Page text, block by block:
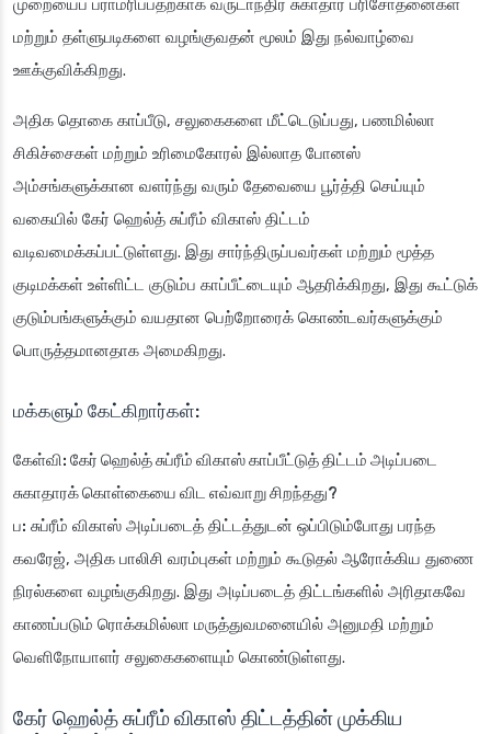
முறையைப் பராமரிப்பதற்காக வருடாந்திர சுகாதார பரிசோதனைகள்
மற்றும் தள்ளுபடிகளை வழங்குவதன் மூலம் இது நல்வாழ்வை
ஊக்குவிக்கிறது.
அதிக தொகை காப்பீடு, சலுகைகளை மீட்டெடுப்பது, பணமில்லா
சிகிச்சைகள் மற்றும் உரிமைகோரல் இல்லாத போனஸ்
அம்சங்களுக்கான வளர்ந்து வரும் தேவையை பூர்த்தி செய்யும்
வகையில் கேர் ஹெல்த் சுப்ரீம் விகாஸ் திட்டம்
வடிவமைக்கப்பட்டுள்ளது. இது சார்ந்திருப்பவர்கள் மற்றும் மூத்த
குடிமக்கள் உள்ளிட்ட குடும்ப காப்பீட்டையும் ஆதரிக்கிறது, இது கூட்டுக்
குடும்பங்களுக்கும் வயதான பெற்றோரைக் கொண்டவர்களுக்கும்
பொருத்தமானதாக அமைகிறது.
மக்களும் கேட்கிறார்கள்:
கேள்வி: கேர் ஹெல்த் சுப்ரீம் விகாஸ் காப்பீட்டுத் திட்டம் அடிப்படை
சுகாதாரக் கொள்கையை விட எவ்வாறு சிறந்தது?
ப: சுப்ரீம் விகாஸ் அடிப்படைத் திட்டத்துடன் ஒப்பிடும்போது பரந்த
கவரேஜ், அதிக பாலிசி வரம்புகள் மற்றும் கூடுதல் ஆரோக்கிய துணை
நிரல்களை வழங்குகிறது. இது அடிப்படைத் திட்டங்களில் அரிதாகவே
காணப்படும் ரொக்கமில்லா மருத்துவமனையில் அனுமதி மற்றும்
வெளிநோயாளர் சலுகைகளையும் கொண்டுள்ளது.
கேர் ஹெல்த் சுப்ரீம் விகாஸ் திட்டத்தின் முக்கிய